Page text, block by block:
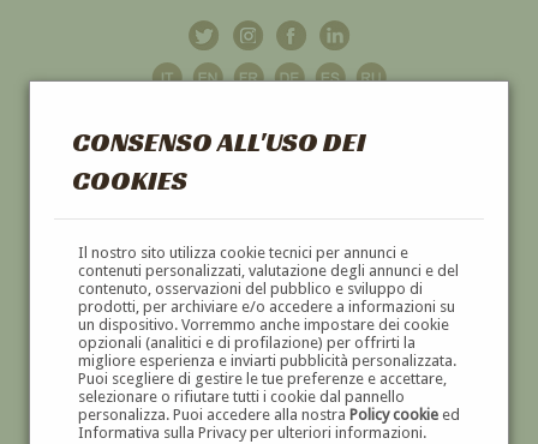
CONSENSO ALL'USO DEI
COOKIES
Il nostro sito utilizza cookie tecnici per annunci e
contenuti personalizzati, valutazione degli annunci e del
contenuto, osservazioni del pubblico e sviluppo di
prodotti, per archiviare e/o accedere a informazioni su
un dispositivo. Vorremmo anche impostare dei cookie
opzionali (analitici e di profilazione) per offrirti la
migliore esperienza e inviarti pubblicità personalizzata.
Puoi scegliere di gestire le tue preferenze e accettare,
selezionare o rifiutare tutti i cookie dal pannello
personalizza. Puoi accedere alla nostra Policy cookieed
Informativa sulla Privacy per ulteriori informazioni.
GALLERIAD'ARTE
DIPINTI E SCULTURE '800 E '900